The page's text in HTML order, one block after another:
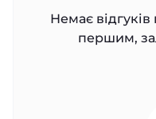
Немає
першим,